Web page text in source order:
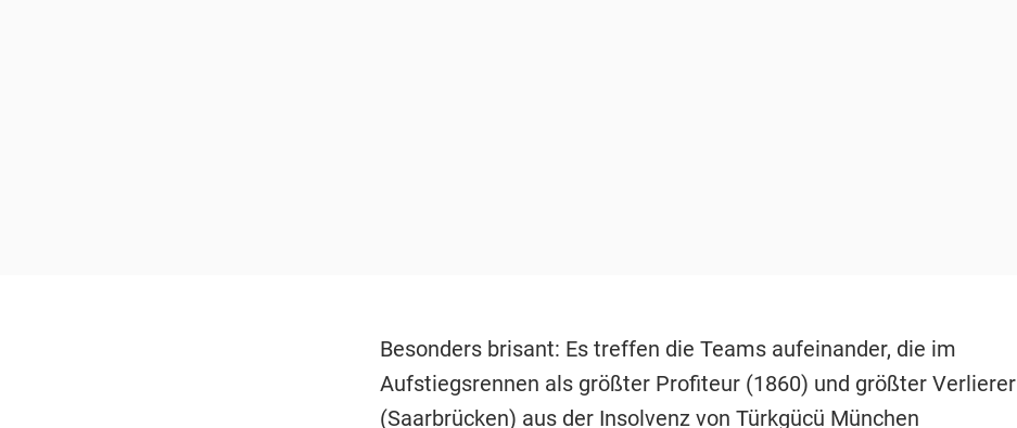
Besonders brisant: Es treffen die Teams aufeinander, die im
Aufstiegsrennen als größter Profiteur (1860) und größter Verlierer
(Saarbrücken) aus der Insolvenz von Türkgücü München